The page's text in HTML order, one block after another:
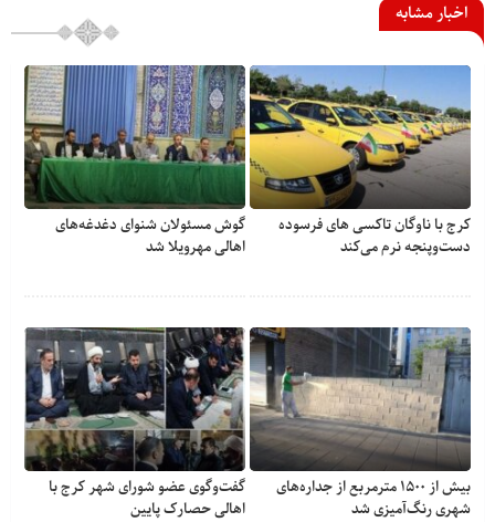
اخبار مشابه
کرج با ناوگان تاکسی های فرسوده
دست‌وپنجه نرم می‌کند
گوش مسئولان شنوای دغدغه‎‌های
اهالی مهرویلا شد
بیش از ۱۵۰۰ مترمربع از جداره‌های
شهری رنگ‌آمیزی شد
گفت‌وگوی عضو شورای شهر کرج با
اهالی حصارک پایین